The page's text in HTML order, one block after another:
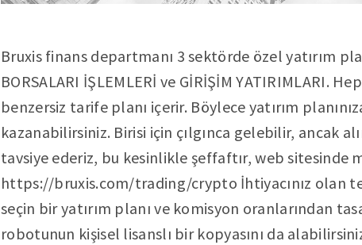
Bruxis finans departmanı 3 sektörde özel yatırım
BORSALARI İŞLEMLERİ ve GİRİŞİM YATIRIMLARI.
benzersiz tarife planı içerir. Böylece yatırım
kazanabilirsiniz. Birisi için çılgınca gelebilir, ancak
tavsiye ederiz, bu kesinlikle şeffaftır, web sitesinde
https://bruxis.com/trading/crypto İhtiyacınız olan
seçin bir yatırım planı ve komisyon oranlarından
robotunun kişisel lisanslı bir kopyasını da